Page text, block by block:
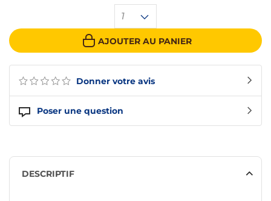
Donner votre avis
Poser une question
1
AJOUTER AU PANIER
DESCRIPTIF